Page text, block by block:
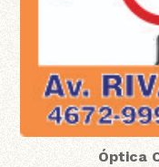
Óptica